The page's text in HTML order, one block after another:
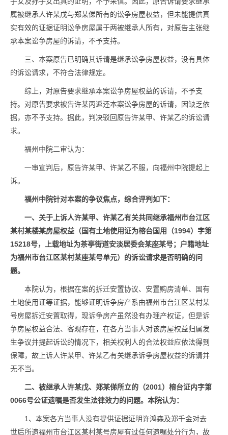
属被继承人许某戊与郑某俤所有的讼争房屋权益，但未能提供真
实有效的证据证明讼争房屋属于两被继承人所有，对原告主张继
承本案讼争房屋的诉请，不予支持。
三、本案原告已明确其诉请是继承讼争房屋权益，没有具体
的诉讼请求，不符合法律规定。
综上，对原告要求继承本案讼争房屋权益的诉请，不予支
持。对原告要求被告许某丙返还本案讼争房屋的诉请，因缺乏依
据，亦不予支持。据此，判决驳回原告许某甲、许某乙的诉讼请
求。
福州中院二审认为：
一审宣判后，原告许某甲、许某乙不服，向福州中院提起上
诉。
福州中院针对本案的争议焦点，综合评判如下：
一、关于上诉人许某甲、许某乙有关共同继承福州市台江区
某村某楼某房屋权益（国有土地使用证为榕台国用（1994）字第
15218号，上载地址为茶亭街道安淡居委会某座某号；户籍地址
为福州市台江区某村某座某号单元）的诉讼请求是否明确的问
题。
本院认为，根据在案的拆迁安置协议、安置购房清单、国有
土地使用证等证据，能够证明诉争房产系由福州市台江区某村某
号房屋拆迁安置取得，现诉争房产虽然没有办理产权证，但是诉
争房屋权益合法、客观存在，在各方当事人对该房屋权益归属发
生争议并提起诉讼的情况下，相关权利人的合法权益应依法得到
保障，故上诉人许某甲、许某乙有关继承诉争房屋权益的诉请并
无不当。
二、被继承人许某戊、郑某俤所立的（2001）榕台证内字第
0066号公证遗嘱是否发生法律效力的问题。本院认为：
1、本案各方当事人没有提供证据证明许鸿森及郑千金对去
世后所遗福州市台江区某村某号房屋有过任何遗嘱处分行为，故